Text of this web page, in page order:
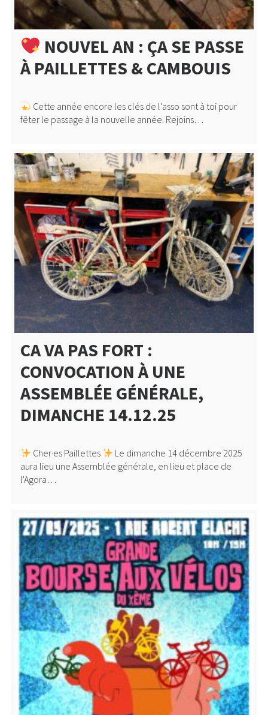
NOUVEL AN : ÇA SE PASSE
À PAILLETTES & CAMBOUIS
Cette année encore les clés de l'asso sont à toi pour
fêter le passage à la nouvelle année. Rejoins…
CA VA PAS FORT :
CONVOCATION À UNE
ASSEMBLÉE GÉNÉRALE,
DIMANCHE 14.12.25
Cher·es Paillettes
Le dimanche 14 décembre 2025
aura lieu une Assemblée générale, en lieu et place de
l'Agora…